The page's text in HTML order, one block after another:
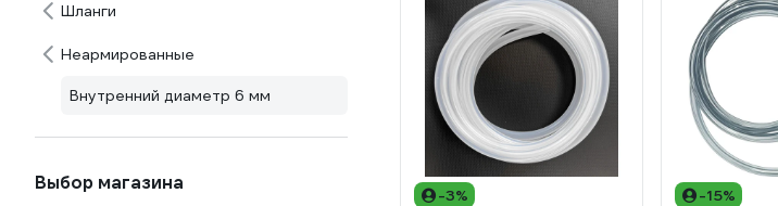
Шланги
Неармированные
Внутренний диаметр 6 мм
Выбор магазина
-3% -15%